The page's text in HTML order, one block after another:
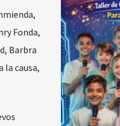
Fonda,
Barbra
la causa,